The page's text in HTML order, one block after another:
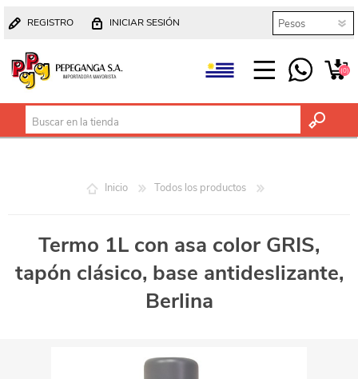
REGISTRO INICIAR SESIÓN
(0)
Inicio Todos los productos
Termo 1L con asa color GRIS,
tapón clásico, base antideslizante,
Berlina